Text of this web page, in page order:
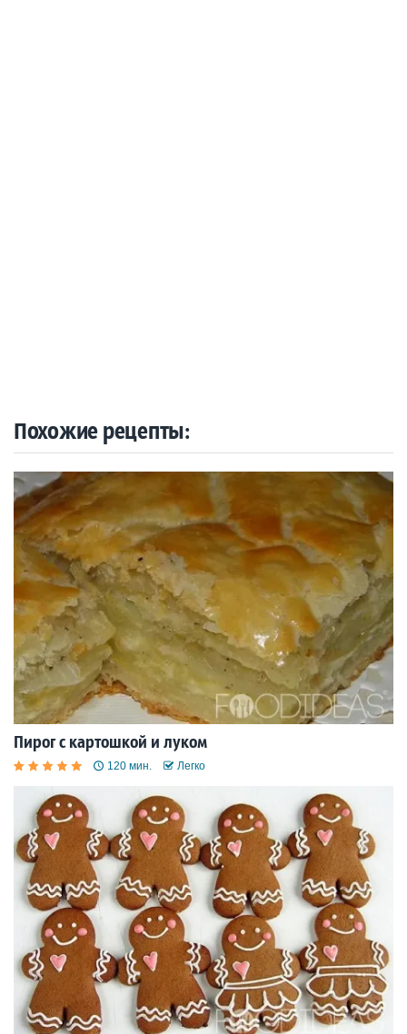
Похожие рецепты:
Пирог с картошкой и луком
120 мин. Легко